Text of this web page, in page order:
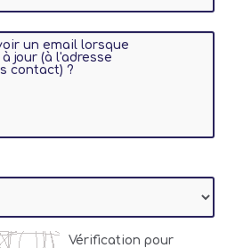
un email lorsque
jour (à l'adresse
contact) ?
Vérification pour